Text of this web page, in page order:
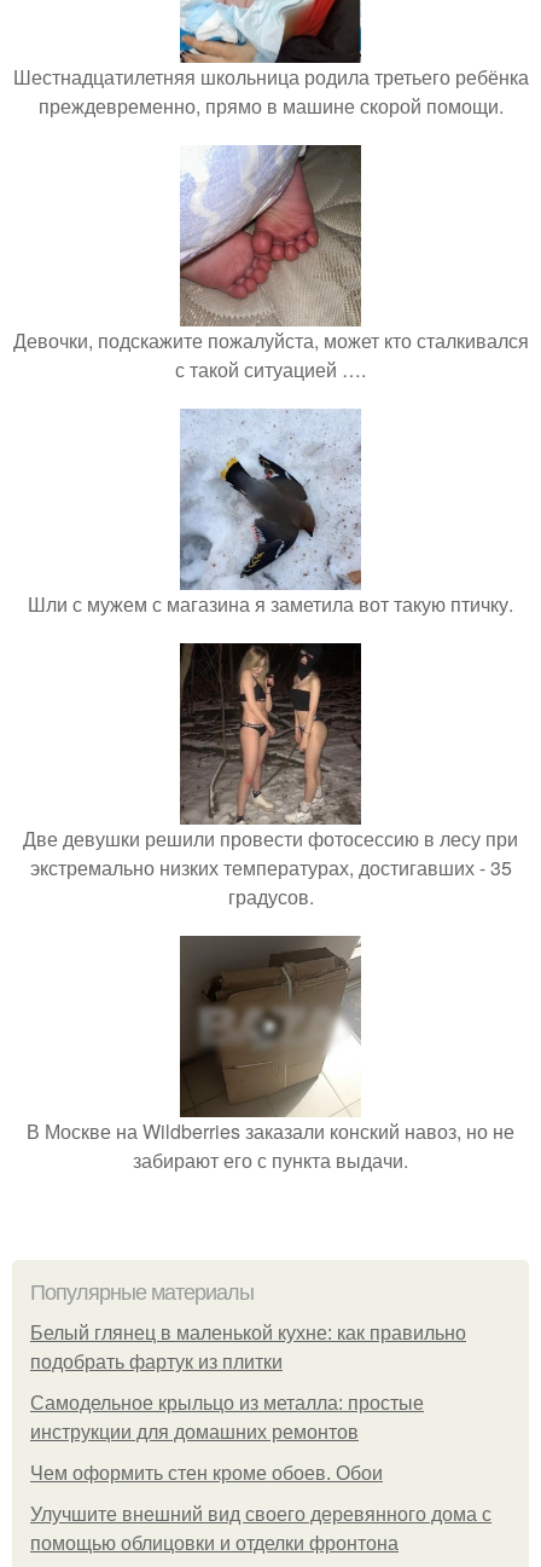
Шестнадцатилетняя школьница родила третьего ребёнка
преждевременно, прямо в машине скорой помощи.
Девочки, подскажите пожалуйста, может кто сталкивался
с такой ситуацией ….
Шли с мужем с магазина я заметила вот такую птичку.
Две девушки решили провести фотосессию в лесу при
экстремально низких температурах, достигавших - 35
градусов.
В Москве на Wildberries заказали конский навоз, но не
забирают его с пункта выдачи.
Популярные материалы
Белый глянец в маленькой кухне: как правильно
подобрать фартук из плитки
Самодельное крыльцо из металла: простые
инструкции для домашних ремонтов
Чем оформить стен кроме обоев. Обои
Улучшите внешний вид своего деревянного дома с
помощью облицовки и отделки фронтона